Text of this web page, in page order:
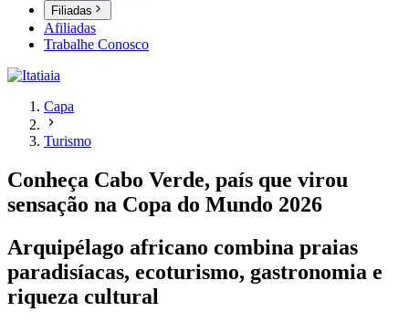
Filiadas
Afiliadas
Trabalhe Conosco
Capa
Turismo
Conheça Cabo Verde, país que virou
sensação na Copa do Mundo 2026
Arquipélago africano combina praias
paradisíacas, ecoturismo, gastronomia e
riqueza cultural